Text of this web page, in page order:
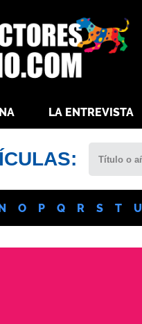
LA ENTREVISTA
O P Q R S T U